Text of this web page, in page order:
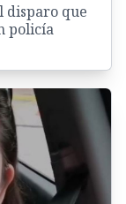
disparo que
policía